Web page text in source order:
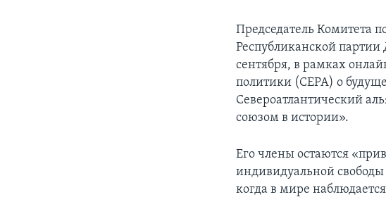
Председатель Комитета
Республиканской
сентября, в рамках
политики (CEPA) о
Североатлантический
союзом в истории».
Его члены остаются
индивидуальной свободы
когда в мире